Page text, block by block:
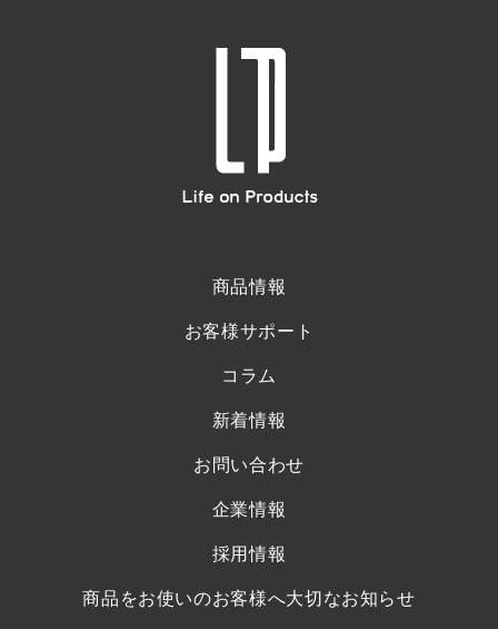
商品情報
お客様サポート
コラム
新着情報
お問い合わせ
企業情報
採用情報
商品をお使いのお客様へ大切なお知らせ